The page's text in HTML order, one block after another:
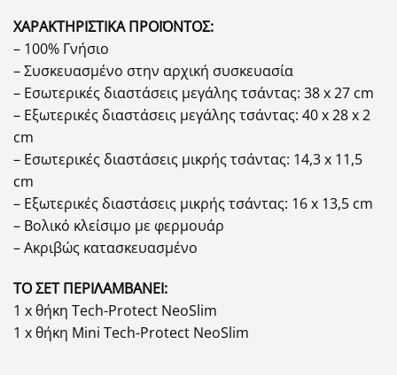
ΧΑΡΑΚΤΗΡΙΣΤΙΚΑ ΠΡΟΪΟΝΤΟΣ:
– 100% Γνήσιο
– Συσκευασμένο στην αρχική συσκευασία
– Εσωτερικές διαστάσεις μεγάλης τσάντας: 38 x 27 cm
– Εξωτερικές διαστάσεις μεγάλης τσάντας: 40 x 28 x 2
cm
– Εσωτερικές διαστάσεις μικρής τσάντας: 14,3 x 11,5
cm
– Εξωτερικές διαστάσεις μικρής τσάντας: 16 x 13,5 cm
– Βολικό κλείσιμο με φερμουάρ
– Ακριβώς κατασκευασμένο
ΤΟ ΣΕΤ ΠΕΡΙΛΑΜΒΑΝΕΙ:
1 x θήκη Tech-Protect NeoSlim
1 x θήκη Mini Tech-Protect NeoSlim